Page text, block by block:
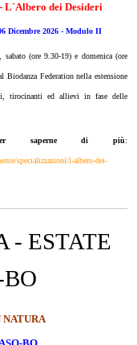
L`Albero dei Desideri
Dicembre 2026 - Modulo II
sabato (ore 9.30-19) e domenica (ore
Federation nella estensione
tirocinanti ed allievi in fase delle
saperne di più:
specializzazioni/l-albero-dei-
- ESTATE
NATURA